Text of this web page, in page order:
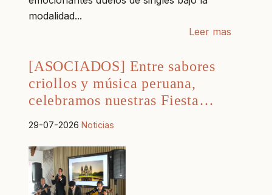
modalidad...
Leer mas
[ASOCIADOS] Entre sabores
criollos y música peruana,
celebramos nuestras Fiesta…
29-07-2026 Noticias